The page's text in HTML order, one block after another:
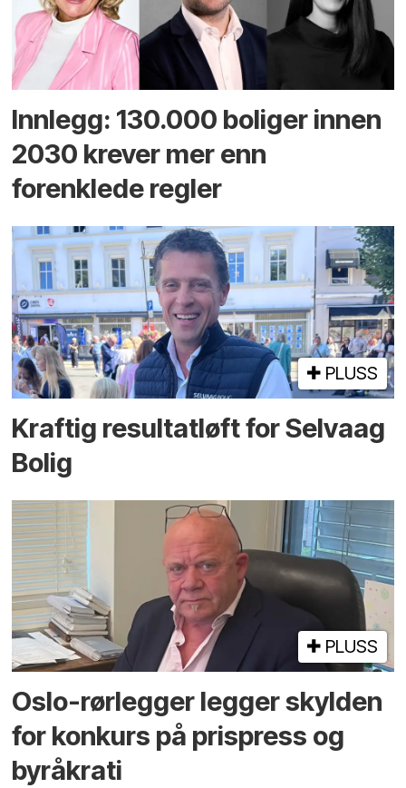
Innlegg: 130.000 boliger innen
2030 krever mer enn
forenklede regler
PLUSS
Kraftig resultatløft for Selvaag
Bolig
PLUSS
Oslo-rørlegger legger skylden
for konkurs på prispress og
byråkrati